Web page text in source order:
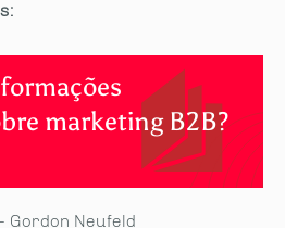
:
marketing B2B?
Gordon Neufeld